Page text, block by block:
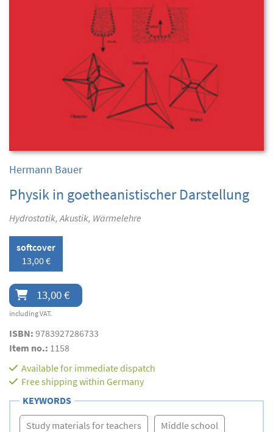
Hermann Bauer
Physik in goetheanistischer Darstellung
Hydrostatik, Akustik, Wärmelehre
softcover
13,00 €
13,00 €
including VAT.
ISBN: 9783927286733
Item no.: 1158
Available for immediate dispatch
Free shipping within Germany
KEYWORDS
Study materials for teachers Middle school